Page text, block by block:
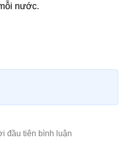
nước.